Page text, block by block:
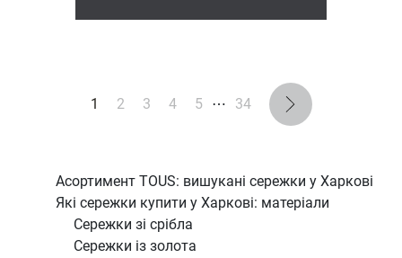
1 2 3 4 5 ⋯ 34
Асортимент TOUS: вишукані сережки у Харкові
Які сережки купити у Харкові: матеріали
Сережки зі срібла
Сережки із золота